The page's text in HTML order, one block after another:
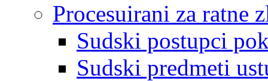
Procesuirani za ratne
Sudski postupci
Sudski predmeti